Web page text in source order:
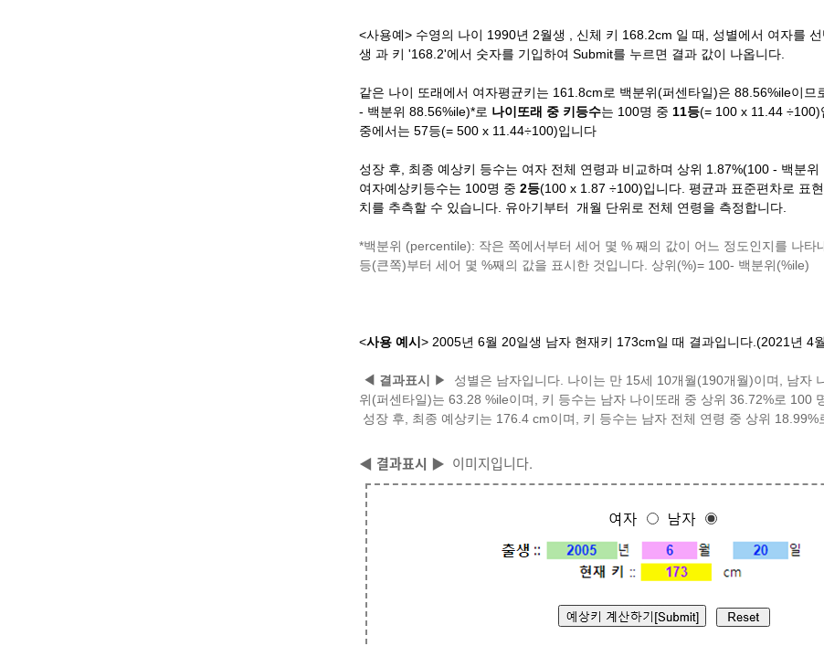
<사용예> 수영의 나이 1990년 2월생 , 신체 키 168.2cm 일 때, 성별에서 여자를
생 과 키 '168.2'에서 숫자를 기입하여 Submit를 누르면 결과 값이 나옵니다.
같은 나이 또래에서 여자평균키는 161.8cm로 백분위(퍼센타일)은 88.56%ile이
- 백분위 88.56%ile)*로 나이 또래 중 키등수는 100명 중 11등(= 100 x 11.44 ÷100)
중에서는 57등(= 500 x 11.44÷100)입니다
성장 후, 최종 예상키 등수는 여자 전체 연령과 비교하며 상위 1.87%(100 - 백분
여자예상키등수는 100명 중 2등(100 x 1.87 ÷100)입니다. 평균과 표준편차로 표
치를 추측할 수 있습니다. 유아기부터 개월 단위로 전체 연령을 측정합니다.
*백분위 (percentile): 작은 쪽에서부터 세어 몇 % 째의 값이 어느 정도인지를 나타
등(큰쪽)부터 세어 몇 %째의 값을 표시한 것입니다. 상위(%)= 100- 백분위(%ile)
<사용 예시 > 2005년 6월 20일생 남자 현재키 173cm일 때 결과입니다.(2021년 4
◀ 결과표시 ▶
성별은 남자입니다. 나이는 만 15세 10개월(190개월)이며, 남자
위(퍼센타일)는 63.28 %ile이며, 키 등수는 남자 나이또래 중 상위 36.72%로 100
성장 후, 최종 예상키는 176.4 cm이며, 키 등수는 남자 전체 연령 중 상위 18.99%
◀ 결과표시 ▶ 이미지입니다.